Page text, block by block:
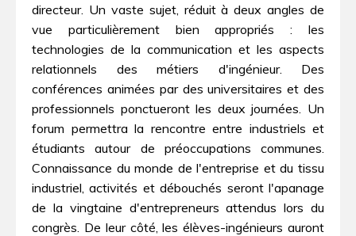
directeur. Un vaste sujet, réduit à deux angles de
vue particulièrement bien appropriés : les
technologies de la communication et les aspects
relationnels des métiers d'ingénieur. Des
conférences animées par des universitaires et des
professionnels ponctueront les deux journées. Un
forum permettra la rencontre entre industriels et
étudiants autour de préoccupations communes.
Connaissance du monde de l'entreprise et du tissu
industriel, activités et débouchés seront l'apanage
de la vingtaine d'entrepreneurs attendus lors du
congrès. De leur côté, les élèves-ingénieurs auront